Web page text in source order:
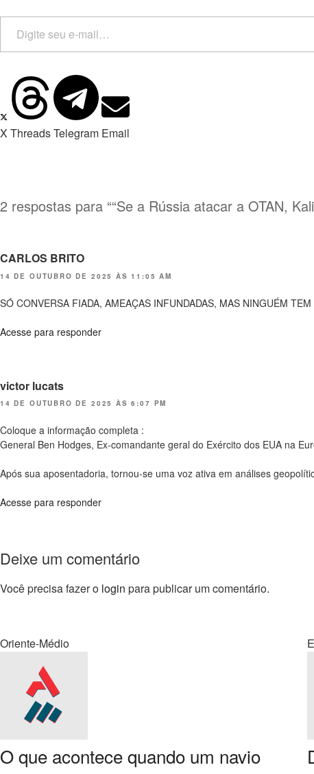
X ThreadsTelegram Email
2 respostas para ““Se a Rússia atacar a OTAN,
CARLOS BRITO
14 DE OUTUBRO DE 2025 ÀS 11:05 AM
SÓ CONVERSA FIADA, AMEAÇAS INFUNDADAS, MAS NINGUÉM
Acesse para responder
victor lucats
14 DE OUTUBRO DE 2025 ÀS 6:07 PM
Coloque a informação completa :
General Ben Hodges, Ex-comandante geral do Exército dos EUA na
Após sua aposentadoria, tornou-se uma voz ativa em análises
Acesse para responder
Deixe um comentário
Você precisa fazer o login para publicar um comentário.
Oriente-Médio
O que acontece quando um navio